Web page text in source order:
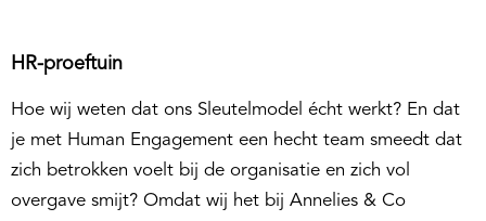
HR-proeftuin
Hoe wij weten dat ons Sleutelmodel écht werkt? En dat
je met Human Engagement een hecht team smeedt dat
zich betrokken voelt bij de organisatie en zich vol
overgave smijt? Omdat wij het bij Annelies & Co